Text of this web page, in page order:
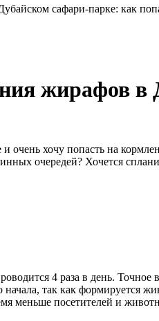
сафари-парке: как
жирафов в
очень хочу попасть на
очередей? Хочется
4 раза в день.
так как формируется
меньше посетителей и